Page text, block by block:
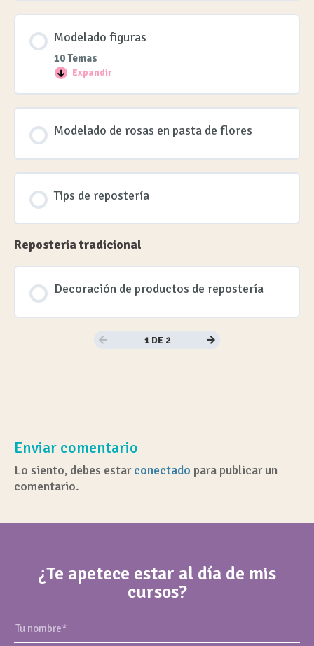
Modelado figuras
10 Temas
Expandir
Modelado de rosas en pasta de flores
Tips de repostería
Reposteria tradicional
Decoración de productos de repostería
1 DE 2
Enviar comentario
Lo siento, debes estarconectado para publicar un
comentario.
¿Te apetece estar al día de mis
cursos?